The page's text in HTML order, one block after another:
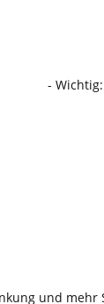
-
und mehr